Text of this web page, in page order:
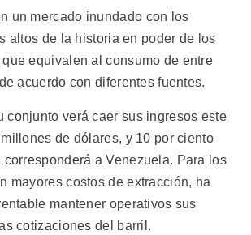
un mercado inundado con los
altos de la historia en poder de los
equivalen al consumo de entre
acuerdo con diferentes fuentes.
conjunto verá caer sus ingresos este
de dólares, y 10 por ciento
corresponderá a Venezuela. Para los
mayores costos de extracción, ha
mantener operativos sus
cotizaciones del barril.